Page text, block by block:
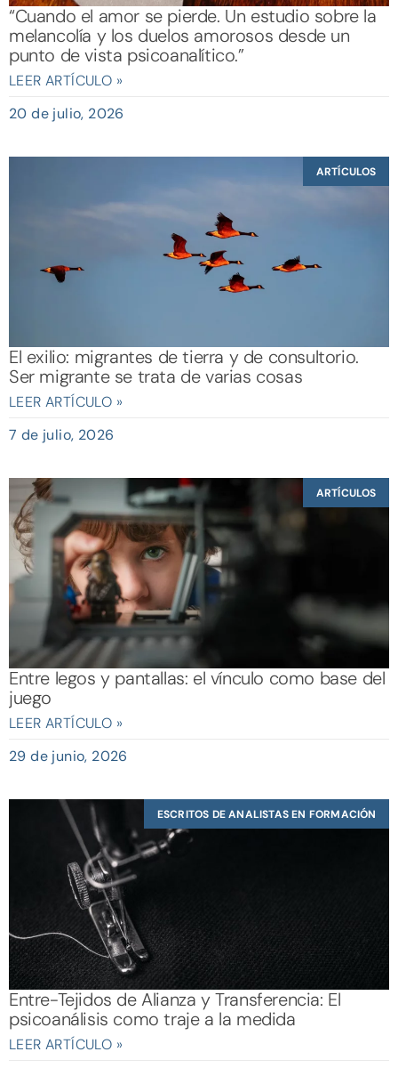
“Cuando el amor se pierde. Un estudio sobre la
melancolía y los duelos amorosos desde un
punto de vista psicoanalítico.”
LEER ARTÍCULO »
20 de julio, 2026
ARTÍCULOS
El exilio: migrantes de tierra y de consultorio.
Ser migrante se trata de varias cosas
LEER ARTÍCULO »
7 de julio, 2026
ARTÍCULOS
Entre legos y pantallas: el vínculo como base del
juego
LEER ARTÍCULO »
29 de junio, 2026
ESCRITOS DE ANALISTAS EN FORMACIÓN
Entre-Tejidos de Alianza y Transferencia: El
psicoanálisis como traje a la medida
LEER ARTÍCULO »